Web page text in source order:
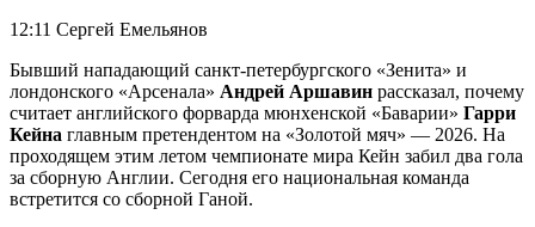
12:11 Сергей Емельянов
Бывший нападающий санкт-петербургского «Зенита» и
лондонского «Арсенала» Андрей Аршавин рассказал, почему
считает английского форварда мюнхенской «Баварии» Гарри
Кейна главным претендентом на «Золотой мяч» — 2026. На
проходящем этим летом чемпионате мира Кейн забил два гола
за сборную Англии. Сегодня его национальная команда
встретится со сборной Ганой.